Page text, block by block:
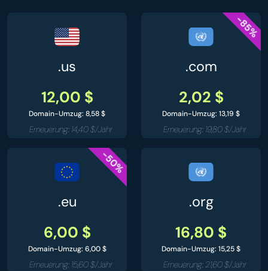
.us
12,00 $
Domain-Umzug: 8,58 $
Erneuerung: 14,40 $/Jahr
-85%
.com
2,02 $
Domain-Umzug: 13,19 $
Erneuerung: 19,80 $/Jahr
-50%
.eu
6,00 $
Domain-Umzug: 6,00 $
Erneuerung: 15,60 $/Jahr
.org
16,80 $
Domain-Umzug: 15,25 $
Erneuerung: 21,60 $/Jahr